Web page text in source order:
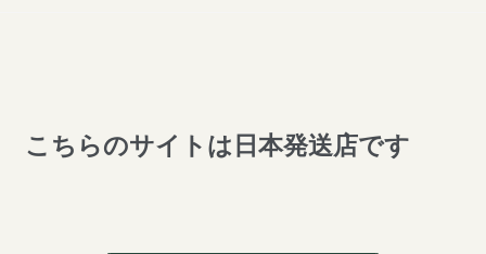
こちらのサイトは日本発送店です